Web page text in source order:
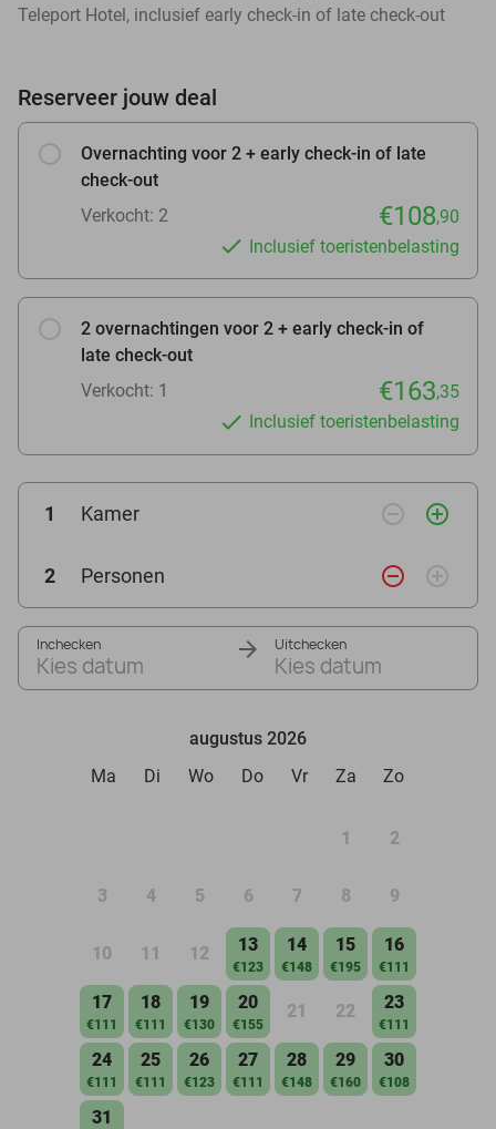
Teleport Hotel, inclusief early check-in of late check-out
Reserveer jouw deal
Overnachting voor 2 + early check-in of late
check-out
Verkocht: 2
€108,90
Inclusief toeristenbelasting
2 overnachtingen voor 2 + early check-in of
late check-out
Verkocht: 1
€163,35
Inclusief toeristenbelasting
1 Kamer remove_circle_outline add_circle_outline
2 Personen remove_circle_outline add_circle_outline
Inchecken
Kies datum
Uitchecken
Kies datum
augustus 2026
Ma
Di Wo Do Vr Za Zo
1 2
3 4 5 6 7 8 9
10 11 12 13
€123
14
€148
15
€195
16
€111
17
€111
18
€111
19
€130
20
€155
21 22 23
€111
24
€111
25
€111
26
€123
27
€111
28
€148
29
€160
30
€108
31